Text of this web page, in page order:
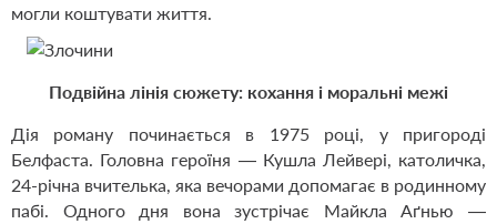
могли коштувати життя.
Подвійна лінія сюжету: кохання і моральні межі
Дія роману починається в 1975 році, у пригороді
Белфаста. Головна героїня — Кушла Лейвері, католичка,
24-річна вчителька, яка вечорами допомагає в родинному
пабі. Одного дня вона зустрічає Майкла Аґнью —